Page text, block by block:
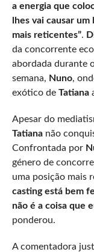
a energia que
lhes vai causar
mais reticentes”.
da concorrente
abordada durante
semana, Nuno,
exótico de Tatiana
Apesar do
Tatiananão
Confrontada por
género de
uma posição mais
casting está bem
não é a coisa que
ponderou.
A comentadora